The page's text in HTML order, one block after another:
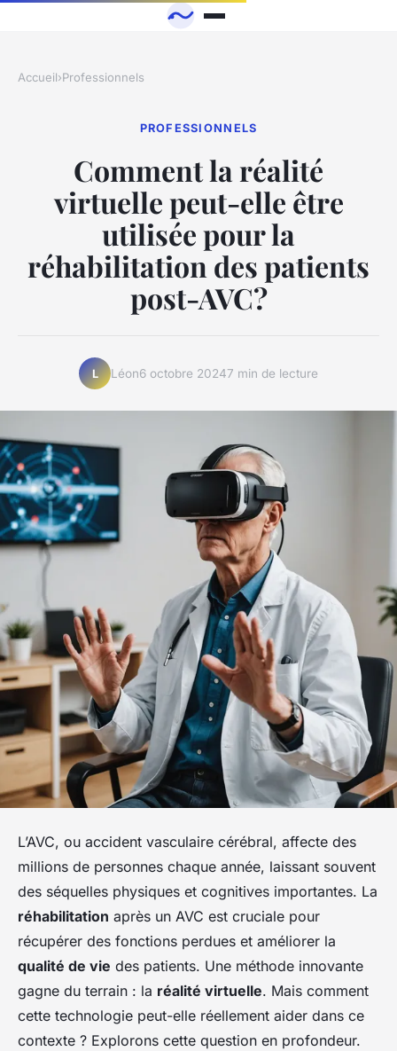
Accueil›Professionnels
PROFESSIONNELS
Comment la réalité
virtuelle peut-elle être
utilisée pour la
réhabilitation des patients
post-AVC?
L Léon6 octobre 20247 min de lecture
L’AVC, ou accident vasculaire cérébral, affecte des
millions de personnes chaque année, laissant souvent
des séquelles physiques et cognitives importantes. La
réhabilitation après un AVC est cruciale pour
récupérer des fonctions perdues et améliorer la
qualité de vie des patients. Une méthode innovante
gagne du terrain : la réalité virtuelle. Mais comment
cette technologie peut-elle réellement aider dans ce
contexte ? Explorons cette question en profondeur.